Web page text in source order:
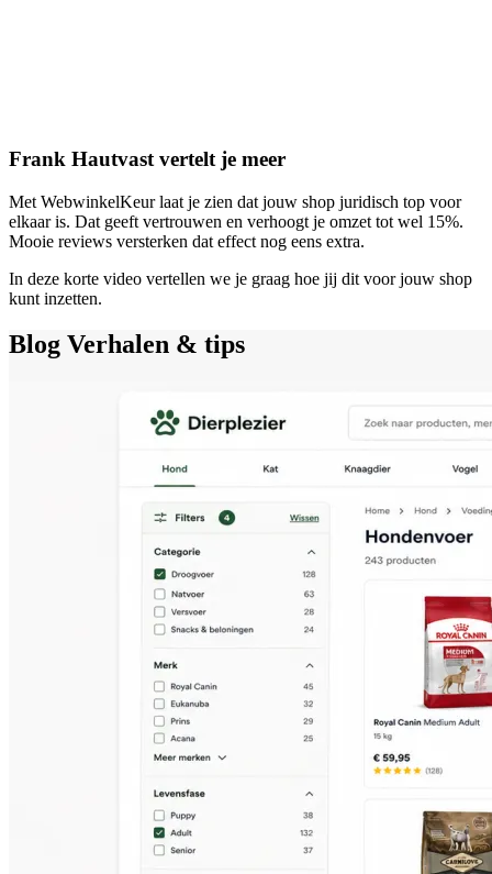
Frank Hautvast vertelt je meer
Met WebwinkelKeur laat je zien dat jouw shop juridisch top voor
elkaar is. Dat geeft vertrouwen en verhoogt je omzet tot wel 15%.
Mooie reviews versterken dat effect nog eens extra.
In deze korte video vertellen we je graag hoe jij dit voor jouw shop
kunt inzetten.
Blog Verhalen & tips